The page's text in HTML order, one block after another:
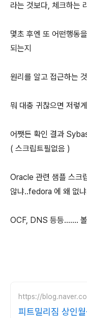
라는 것보다, 체크하는
몇초 후엔 또 어떤행동
되는지
원리를 알고 접근하는
뭐 대충 귀찮으면 저렇
어쨋든 확인 결과
( 스크립트필없음 )
Oracle 관련 샘플 스크
않냐..fedora 에 왜 없
OCF, DNS 등등.......
https://
피트밀리짐 상인